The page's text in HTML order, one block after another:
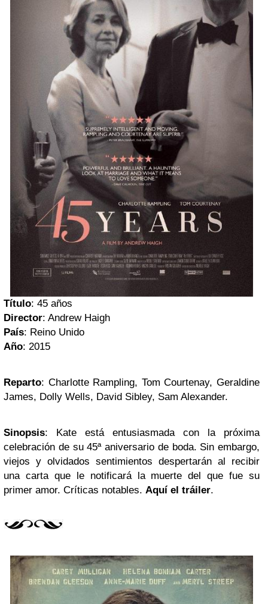
Título: 45 años
Director: Andrew Haigh
País: Reino Unido
Año: 2015
Reparto: Charlotte Rampling, Tom Courtenay, Geraldine
James, Dolly Wells, David Sibley, Sam Alexander.
Sinopsis: Kate está entusiasmada con la próxima
celebración de su 45ª aniversario de boda. Sin embargo,
viejos y olvidados sentimientos despertarán al recibir
una carta que le notificará la muerte del que fue su
primer amor. Críticas notables. Aquí el tráiler.